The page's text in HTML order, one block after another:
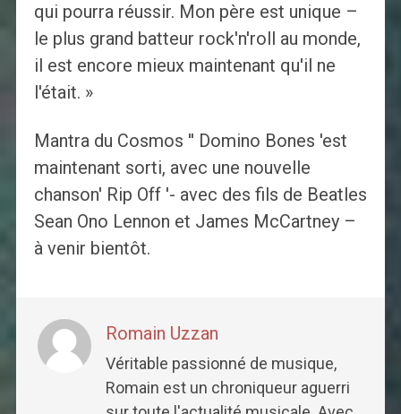
qui pourra réussir. Mon père est unique –
le plus grand batteur rock'n'roll au monde,
il est encore mieux maintenant qu'il ne
l'était. »
Mantra du Cosmos '' Domino Bones 'est
maintenant sorti, avec une nouvelle
chanson' Rip Off '- avec des fils de Beatles
Sean Ono Lennon et James McCartney –
à venir bientôt.
Romain Uzzan
Véritable passionné de musique,
Romain est un chroniqueur aguerri